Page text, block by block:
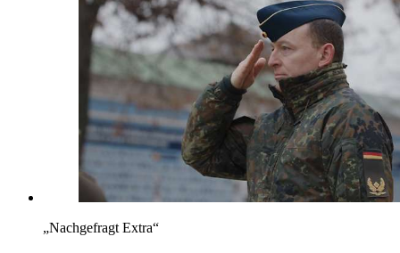
„Nachgefragt Extra“